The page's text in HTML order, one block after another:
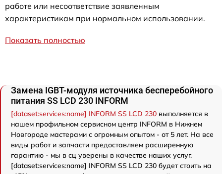
работе или несоответствие заявленным
характеристикам при нормальном использовании.
Показать полностью
Замена IGBT-модуля источника бесперебойного
питания SS LCD 230 INFORM
[dataset:services:name] INFORM SS LCD 230 выполняется в
нашем профильном сервисном центр INFORM в Нижнем
Новгороде мастерами с огромным опытом - от 5 лет. На все
виды работ и запчасти предоставляем расширенную
гарантию - мы в сц уверены в качестве наших услуг.
[dataset:services:name] INFORM SS LCD 230 будет стоить на